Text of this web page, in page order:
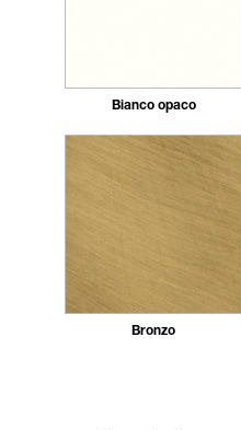
Bianco opaco
Bronzo